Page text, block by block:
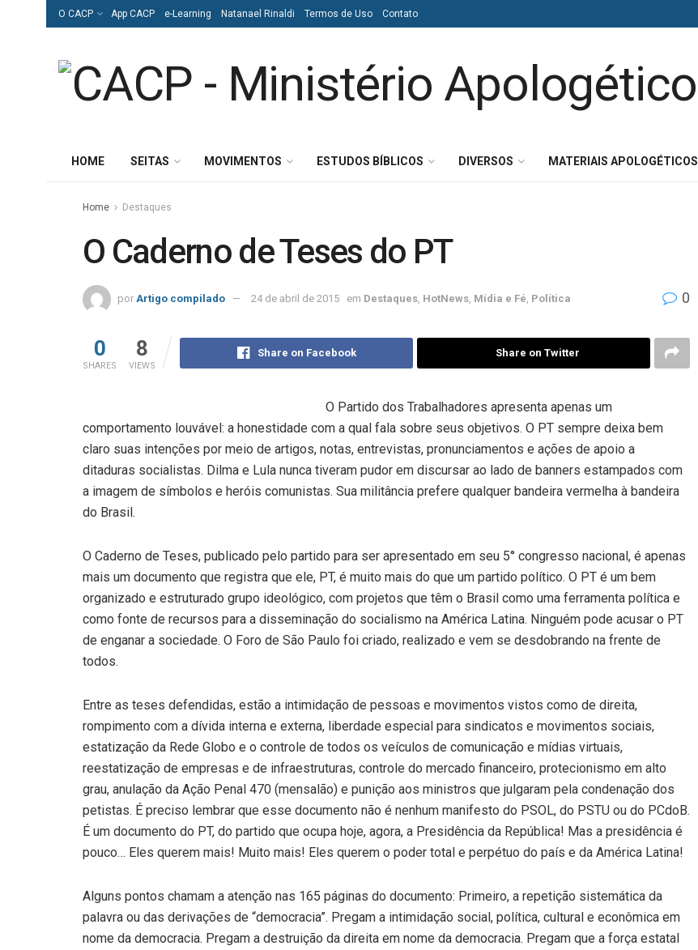
O CACP App CACP e-Learning Natanael Rinaldi Termos de Uso Contato
HOME SEITAS MOVIMENTOS ESTUDOS BÍBLICOS DIVERSOS MATERIAIS APOLOGÉTICOS
Home Destaques
O Caderno de Teses do PT
por Artigo compilado 24 de abril de 2015 em Destaques HotNews Mídia e Fé Política 0
0
SHARES
8
VIEWS
Share on Facebook Share on Twitter
O Partido dos Trabalhadores apresenta apenas um
comportamento louvável: a honestidade com a qual fala sobre seus objetivos. O PT sempre deixa bem
claro suas intenções por meio de artigos, notas, entrevistas, pronunciamentos e ações de apoio a
ditaduras socialistas. Dilma e Lula nunca tiveram pudor em discursar ao lado de banners estampados com
a imagem de símbolos e heróis comunistas. Sua militância prefere qualquer bandeira vermelha à bandeira
do Brasil.
O Caderno de Teses, publicado pelo partido para ser apresentado em seu 5° congresso nacional, é apenas
mais um documento que registra que ele, PT, é muito mais do que um partido político. O PT é um bem
organizado e estruturado grupo ideológico, com projetos que têm o Brasil como uma ferramenta política e
como fonte de recursos para a disseminação do socialismo na América Latina. Ninguém pode acusar o PT
de enganar a sociedade. O Foro de São Paulo foi criado, realizado e vem se desdobrando na frente de
todos.
Entre as teses defendidas, estão a intimidação de pessoas e movimentos vistos como de direita,
rompimento com a dívida interna e externa, liberdade especial para sindicatos e movimentos sociais,
estatização da Rede Globo e o controle de todos os veículos de comunicação e mídias virtuais,
reestatização de empresas e de infraestruturas, controle do mercado financeiro, protecionismo em alto
grau, anulação da Ação Penal 470 (mensalão) e punição aos ministros que julgaram pela condenação dos
petistas. É preciso lembrar que esse documento não é nenhum manifesto do PSOL, do PSTU ou do PCdoB.
É um documento do PT, do partido que ocupa hoje, agora, a Presidência da República! Mas a presidência é
pouco… Eles querem mais! Muito mais! Eles querem o poder total e perpétuo do país e da América Latina!
Alguns pontos chamam a atenção nas 165 páginas do documento: Primeiro, a repetição sistemática da
palavra ou das derivações de “democracia”. Pregam a intimidação social, política, cultural e econômica em
nome da democracia. Pregam a destruição da direita em nome da democracia. Pregam que a força estatal